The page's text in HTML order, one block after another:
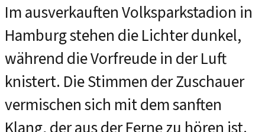
Im ausverkauften Volksparkstadion in
Hamburg stehen die Lichter dunkel,
während die Vorfreude in der Luft
knistert. Die Stimmen der Zuschauer
vermischen sich mit dem sanften